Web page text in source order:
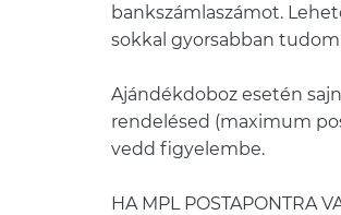
bankszámlaszámot.
sokkal gyorsabban
Ajándékdoboz esetén
rendelésed (maximum
vedd figyelembe.
HA MPL POSTAPONTRA